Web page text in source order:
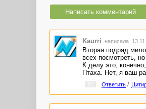
Написать комментарий
Kaurri написала
Вторая подряд
всех посмотреть,
К делу это,
Птаха. Нет, я ваш
Ответить/